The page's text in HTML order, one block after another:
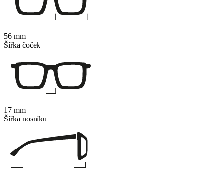
56 mm
Šířka čoček
17 mm
Šířka nosníku